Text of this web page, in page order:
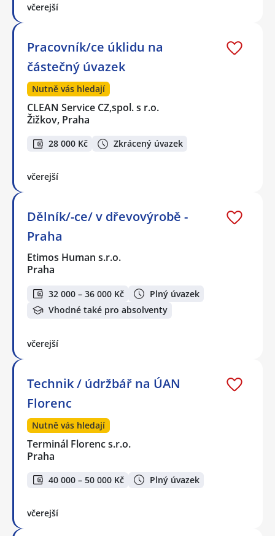
včerejší
Pracovník/ce úklidu na
částečný úvazek
Nutně vás hledají
CLEAN Service CZ,spol. s r.o.
Žižkov, Praha
28 000 Kč Zkrácený úvazek
včerejší
Dělník/-ce/ v dřevovýrobě -
Praha
Etimos Human s.r.o.
Praha
32 000 – 36 000 Kč
Plný úvazek
Vhodné také pro absolventy
včerejší
Technik / údržbář na ÚAN
Florenc
Nutně vás hledají
Terminál Florenc s.r.o.
Praha
40 000 – 50 000 Kč Plný úvazek
včerejší